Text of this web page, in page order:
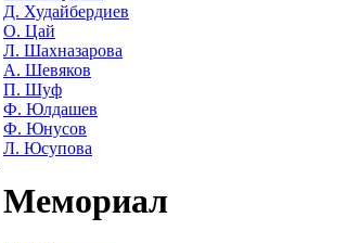
Д. Худайбердиев
О. Цай
Л. Шахназарова
А. Шевяков
П. Шуф
Ф. Юлдашев
Ф. Юнусов
Л. Юсупова
Мемориал